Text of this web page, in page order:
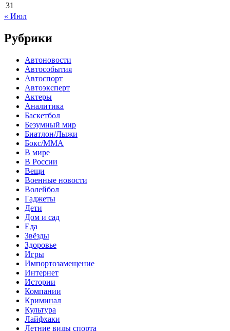
31
« Июл
Рубрики
Автоновости
Автособытия
Автоспорт
Автоэксперт
Актеры
Аналитика
Баскетбол
Безумный мир
Биатлон/Лыжи
Бокс/MMA
В мире
В России
Вещи
Военные новости
Волейбол
Гаджеты
Дети
Дом и сад
Еда
Звёзды
Здоровье
Игры
Импортозамещение
Интернет
Истории
Компании
Криминал
Культура
Лайфхаки
Летние виды спорта